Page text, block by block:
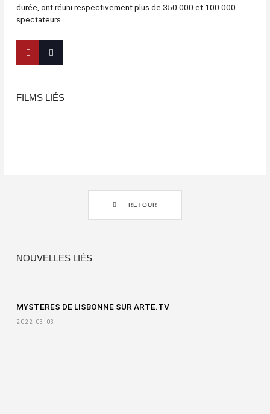
durée, ont réuni respectivement plus de 350.000 et 100.000
spectateurs.
FILMS LIÉS
RETOUR
NOUVELLES LIÉS
MYSTERES DE LISBONNE SUR ARTE.TV
2022-03-03